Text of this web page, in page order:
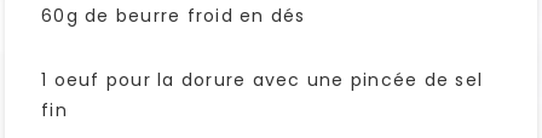
60g de beurre froid en dés
1 oeuf pour la dorure avec une pincée de sel
fin